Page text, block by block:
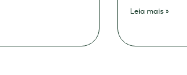
Leia mais »